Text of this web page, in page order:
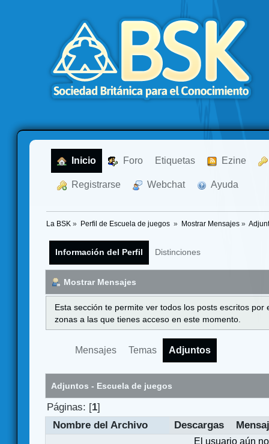
Inicio Foro Etiquetas Ezine
Registrarse Webchat Ayuda
La BSK » Perfil de Escuela de juegos » Mostrar Mensajes»
Información del Perfil Distinciones
Mostrar Mensajes
Esta sección te permite ver todos los posts escritos
zonas a las que tienes acceso en este momento.
Mensajes Temas Adjuntos
Adjuntos - Escuela de juegos
Páginas: [1]
Nombre del Archivo
Descargas
El usuario aún